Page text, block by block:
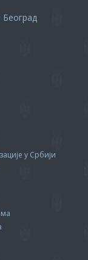
у Србији